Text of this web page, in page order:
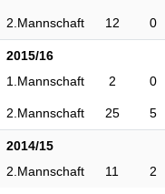
2.Mannschaft 12 0
2015/16
1.Mannschaft
2 0
2.Mannschaft 25 5
2014/15
2.Mannschaft
11 2